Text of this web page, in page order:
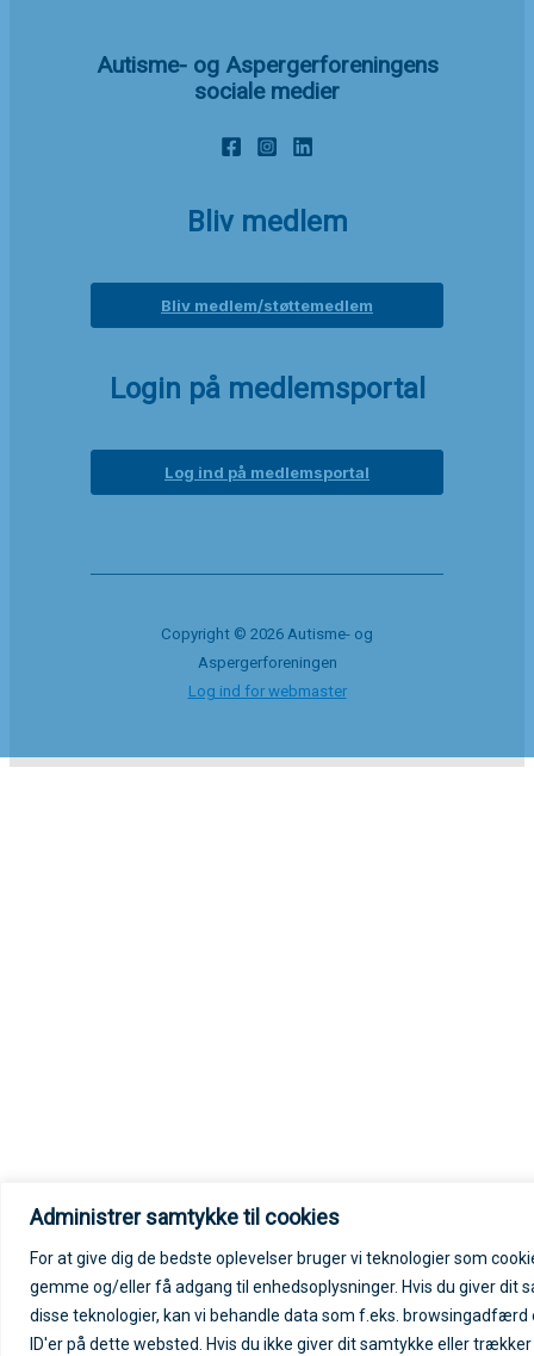
Administrer samtykke til cookies
For at give dig de bedste oplevelser bruger vi teknologier som
gemme og/eller få adgang til enhedsoplysninger. Hvis du giver dit
disse teknologier, kan vi behandle data som f.eks. browsingadfærd
ID'er på dette websted. Hvis du ikke giver dit samtykke eller
Autisme- og Aspergerforeningens
sociale medier
Bliv medlem
Bliv medlem/støttemedlem
Login på medlemsportal
Log ind på medlemsportal
Copyright © 2026 Autisme- og
Aspergerforeningen
Log ind for webmaster